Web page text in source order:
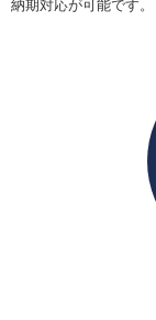
納期対応が可能です。